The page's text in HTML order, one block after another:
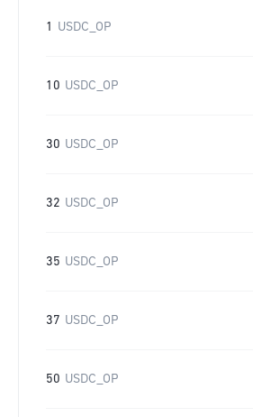
1 USDC_OP
10 USDC_OP
30 USDC_OP
32 USDC_OP
35 USDC_OP
37 USDC_OP
50 USDC_OP